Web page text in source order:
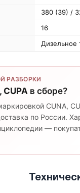
380 (39) /
16
Дизельное
РАЗБОРКИ
CUPA в сборе?
CUNA,
по России.
—